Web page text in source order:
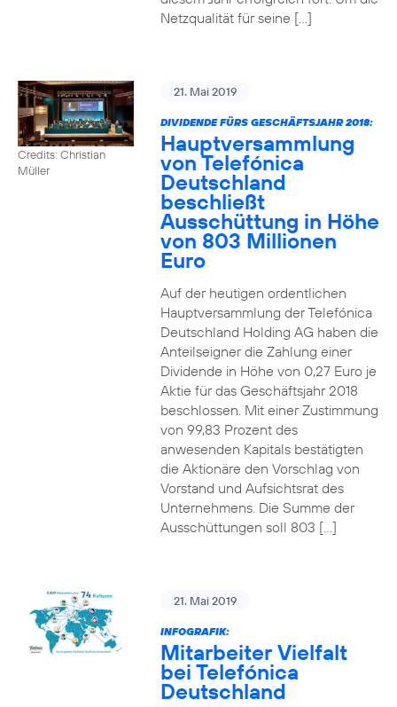
Netzqualität für seine […]
Credits: Christian
Müller
21. Mai 2019
DIVIDENDE FÜRS GESCHÄFTSJAHR 2018:
Hauptversammlung
von Telefónica
Deutschland
beschließt
Ausschüttung in Höhe
von 803 Millionen
Euro
Auf der heutigen ordentlichen
Hauptversammlung der Telefónica
Deutschland Holding AG haben die
Anteilseigner die Zahlung einer
Dividende in Höhe von 0,27 Euro je
Aktie für das Geschäftsjahr 2018
beschlossen. Mit einer Zustimmung
von 99,83 Prozent des
anwesenden Kapitals bestätigten
die Aktionäre den Vorschlag von
Vorstand und Aufsichtsrat des
Unternehmens. Die Summe der
Ausschüttungen soll 803 […]
21. Mai 2019
INFOGRAFIK:
Mitarbeiter Vielfalt
bei Telefónica
Deutschland